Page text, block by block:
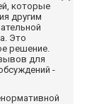
которые
другим
Это
решение.
для
-